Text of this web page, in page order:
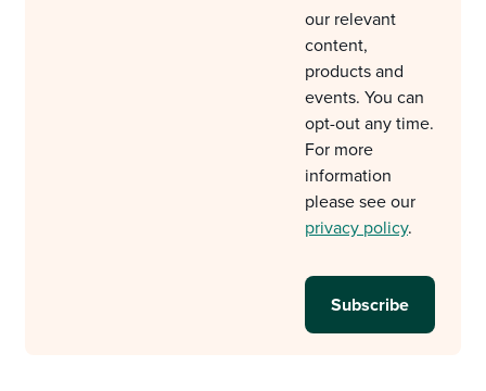
our relevant
content,
products and
events. You can
opt-out any time.
For more
information
please see our
privacy policy.